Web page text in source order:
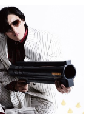
#R&B/ソウル